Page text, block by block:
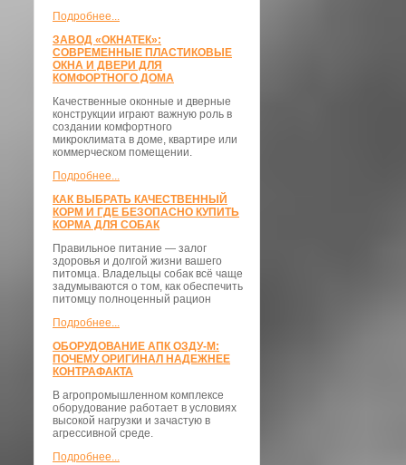
Подробнее...
ЗАВОД «ОКНАТЕК»:
СОВРЕМЕННЫЕ ПЛАСТИКОВЫЕ
ОКНА И ДВЕРИ ДЛЯ
КОМФОРТНОГО ДОМА
Качественные оконные и дверные
конструкции играют важную роль в
создании комфортного
микроклимата в доме, квартире или
коммерческом помещении.
Подробнее...
КАК ВЫБРАТЬ КАЧЕСТВЕННЫЙ
КОРМ И ГДЕ БЕЗОПАСНО КУПИТЬ
КОРМА ДЛЯ СОБАК
Правильное питание — залог
здоровья и долгой жизни вашего
питомца. Владельцы собак всё чаще
задумываются о том, как обеспечить
питомцу полноценный рацион
Подробнее...
ОБОРУДОВАНИЕ АПК ОЗДУ-М:
ПОЧЕМУ ОРИГИНАЛ НАДЕЖНЕЕ
КОНТРАФАКТА
В агропромышленном комплексе
оборудование работает в условиях
высокой нагрузки и зачастую в
агрессивной среде.
Подробнее...